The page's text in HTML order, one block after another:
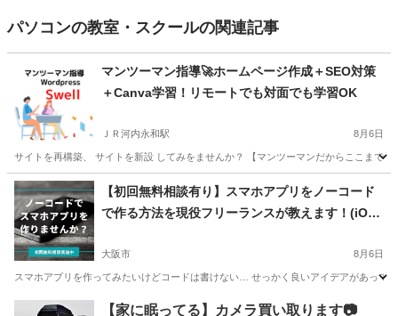
パソコンの教室・スクールの関連記事
マンツーマン指導🚀ホームページ作成＋SEO対策
＋Canva学習！リモートでも対面でも学習OK
ＪＲ河内永和駅 8月6日
サイトを再構築、 サイトを新設 してみをませんか？ 【マンツーマンだからここ
大阪 東大阪市 ＪＲ河内永和駅 ホームページ作成
【初回無料相談有り】スマホアプリをノーコード
で作る方法を現役フリーランスが教えます！(iOS
大阪市 8月6日
スマホアプリを作ってみたいけどコードは書けない… せっかく良いアイデアがあって
大阪市 その他 東京 世田谷区 その他
【家に眠ってる】カメラ買い取ります📷